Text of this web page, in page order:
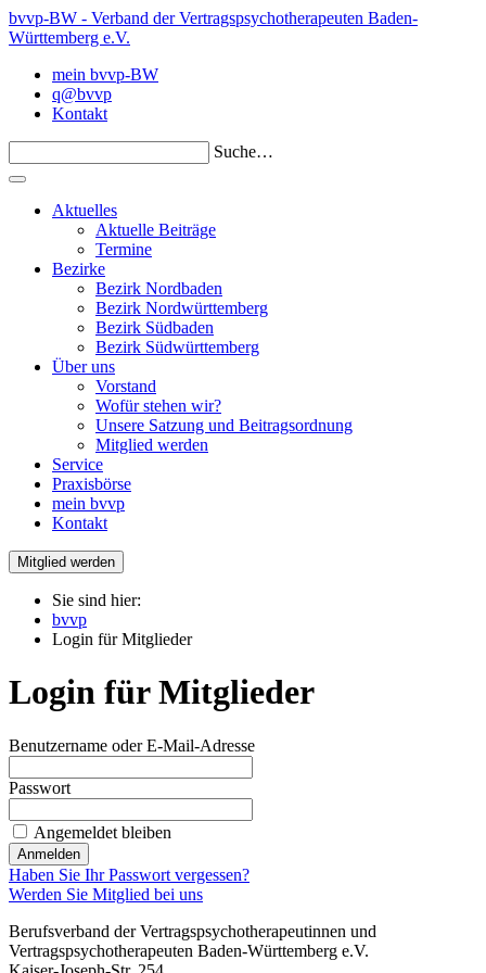
bvvp-BW - Verband der Vertragspsychotherapeuten Baden-
Württemberg e.V.
mein bvvp-BW
q@bvvp
Kontakt
Suche…
Aktuelles
Aktuelle Beiträge
Termine
Bezirke
Bezirk Nordbaden
Bezirk Nordwürttemberg
Bezirk Südbaden
Bezirk Südwürttemberg
Über uns
Vorstand
Wofür stehen wir?
Unsere Satzung und Beitragsordnung
Mitglied werden
Service
Praxisbörse
mein bvvp
Kontakt
Mitglied werden
Sie sind hier:
bvvp
Login für Mitglieder
Login für Mitglieder
Benutzername oder E-Mail-Adresse
Passwort
Angemeldet bleiben
Haben Sie Ihr Passwort vergessen?
Werden Sie Mitglied bei uns
Berufsverband der Vertragspsychotherapeutinnen und
Vertragspsychotherapeuten Baden-Württemberg e.V.